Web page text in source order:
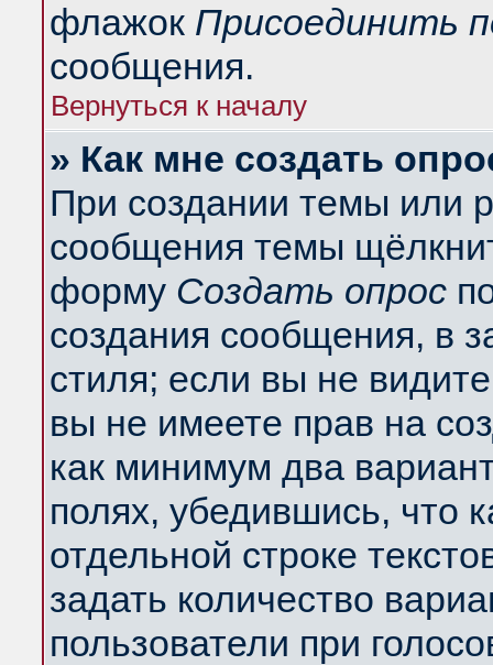
флажок Присоединить
сообщения.
Вернуться к началу
» Как мне создать
При создании темы или
сообщения темы
форму Создать опрос
создания сообщения, в
стиля; если вы не
вы не имеете прав на
как минимум два
полях, убедившись, что
отдельной строке
задать количество
пользователи при